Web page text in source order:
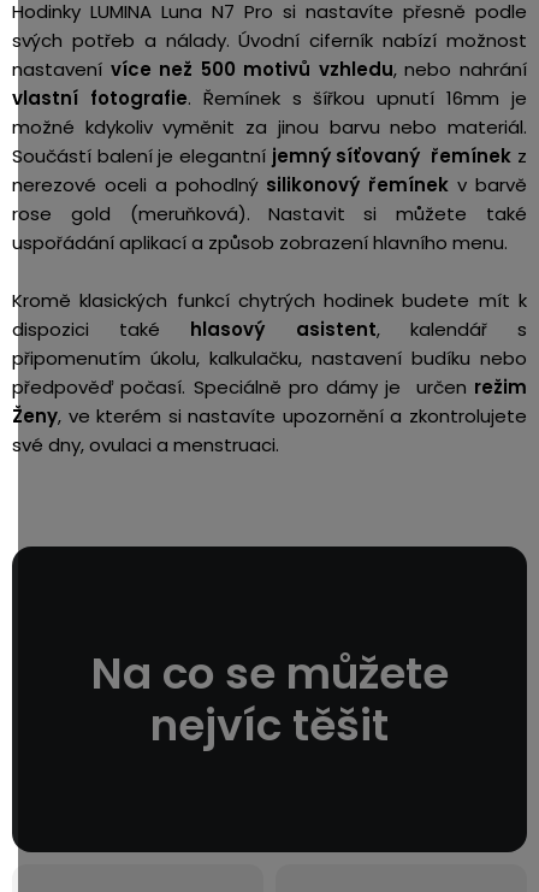
Hodinky LUMINA Luna N7 Pro si nastavíte přesně podle
svých potřeb a nálady. Úvodní ciferník nabízí možnost
nastavení více než 500 motivů vzhledu, nebo nahrání
vlastní fotografie. Řemínek s šířkou upnutí 16mm je
možné kdykoliv vyměnit za jinou barvu nebo materiál.
Součástí balení je elegantní jemný síťovaný řemínek z
nerezové oceli a pohodlnýsilikonový řemínek v barvě
rose gold (meruňková). Nastavit si můžete také
uspořádání aplikací a způsob zobrazení hlavního menu.
Kromě klasických funkcí chytrých hodinek budete mít k
dispozici také hlasový asistent, kalendář s
připomenutím úkolu, kalkulačku, nastavení budíku nebo
předpověď počasí. Speciálně pro dámy je určen režim
Ženy, ve kterém si nastavíte upozornění a zkontrolujete
své dny, ovulaci a menstruaci.
Na co se můžete
nejvíc těšit